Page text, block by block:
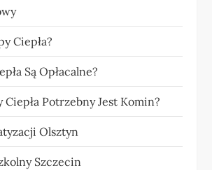
Ciepła?
Są Opłacalne?
Ciepła Potrzebny Jest Komin?
Olsztyn
Szczecin